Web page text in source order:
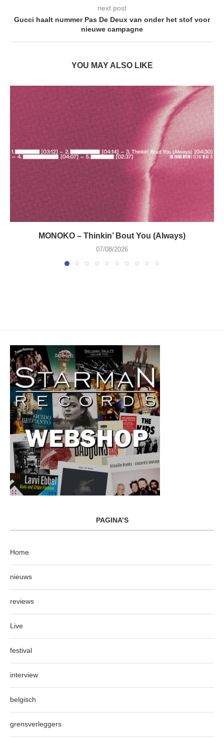
next post
Gucci haalt nummer Pas De Deux van onder het stof voor
nieuwe campagne
YOU MAY ALSO LIKE
MONOKO – Thinkin’ Bout You (Always)
07/08/2026
PAGINA’S
Home
nieuws
reviews
Live
festival
interview
belgisch
grensverleggers